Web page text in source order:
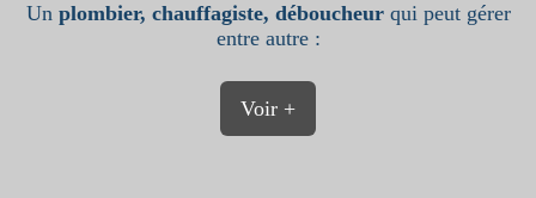
Un plombier, chauffagiste, déboucheurqui peut gérer
entre autre :
Voir +